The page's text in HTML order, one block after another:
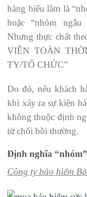
hàng hiểu lầm là
hoặc “nhóm
Nhưng thực chất
VIÊN TOÀN
TY/TỔ CHỨC”
Do đó, nếu khách
khi xảy ra sự kiện
không thuộc định
từ chối bồi thường.
Định nghĩa
Công ty bảo hiểm